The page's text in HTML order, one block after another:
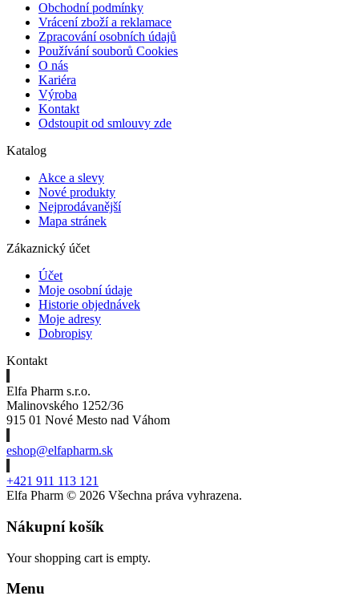
Obchodní podmínky
Vrácení zboží a reklamace
Zpracování osobních údajů
Používání souborů Cookies
O nás
Kariéra
Výroba
Kontakt
Odstoupit od smlouvy zde
Katalog
Akce a slevy
Nové produkty
Nejprodávanější
Mapa stránek
Zákaznický účet
Účet
Moje osobní údaje
Historie objednávek
Moje adresy
Dobropisy
Kontakt
Elfa Pharm s.r.o.
Malinovského 1252/36
915 01 Nové Mesto nad Váhom
eshop@elfapharm.sk
+421 911 113 121
Elfa Pharm © 2026 Všechna práva vyhrazena.
Nákupní košík
Your shopping cart is empty.
Menu